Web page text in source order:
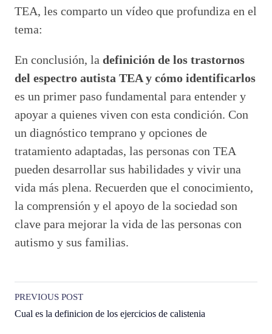
TEA, les comparto un vídeo que profundiza en el
tema:
En conclusión, la definición de los trastornos
del espectro autista TEA y cómo identificarlos
es un primer paso fundamental para entender y
apoyar a quienes viven con esta condición. Con
un diagnóstico temprano y opciones de
tratamiento adaptadas, las personas con TEA
pueden desarrollar sus habilidades y vivir una
vida más plena. Recuerden que el conocimiento,
la comprensión y el apoyo de la sociedad son
clave para mejorar la vida de las personas con
autismo y sus familias.
PREVIOUS POST
Cual es la definicion de los ejercicios de calistenia